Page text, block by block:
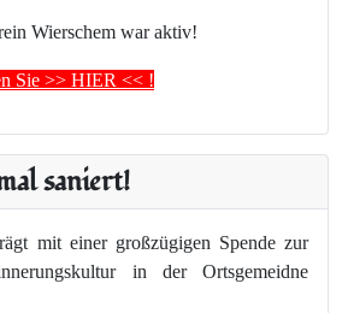
Wierschem war aktiv!
Sie >> HIER << !
saniert!
mit einer großzügigen Spende zur
in der Ortsgemeidne